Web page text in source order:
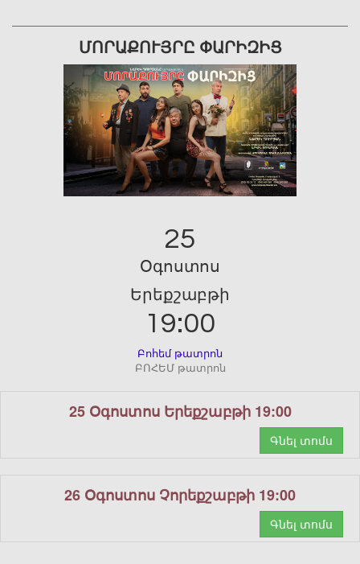
ՄՈՐԱՔՈՒՅՐԸ ՓԱՐԻԶԻՑ
25
Օգոստոս
Երեքշաբթի
19:00
Բոհեմ թատրոն
ԲՈՀԵՄ թատրոն
25 Օգոստոս Երեքշաբթի 19:00
Գնել տոմս
26 Օգոստոս Չորեքշաբթի 19:00
Գնել տոմս